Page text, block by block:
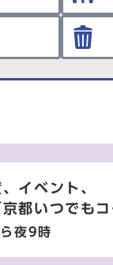
イベント、
京都いつでもコ
夜9時